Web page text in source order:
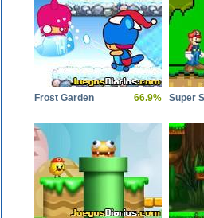
Frost Garden 66.9% Super